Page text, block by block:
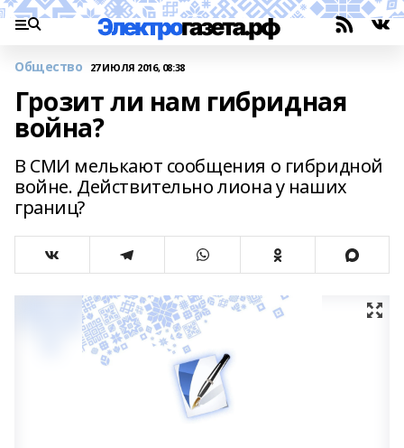
Общество 27 ИЮЛЯ 2016, 08:38
Грозит ли нам гибридная
война?
В СМИ мелькают сообщения о гибридной
войне. Действительно лиона у наших
границ?